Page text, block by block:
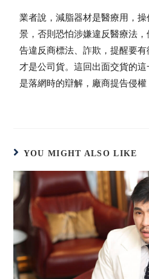
業者說，減脂器材是醫療用，
景，否則恐怕涉嫌違反醫療法
告違反商標法、詐欺，提醒要有
才是公司貨。這回出面交貨的
是落網時的辯解，廠商提告侵權
YOU MIGHT ALSO LIKE